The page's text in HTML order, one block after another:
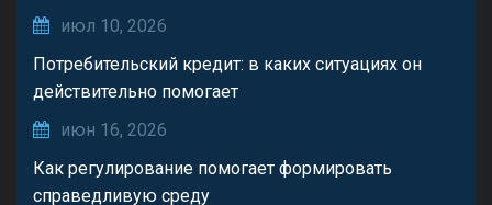
июл 10, 2026
Потребительский кредит: в каких ситуациях он
действительно помогает
июн 16, 2026
Как регулирование помогает формировать
справедливую среду